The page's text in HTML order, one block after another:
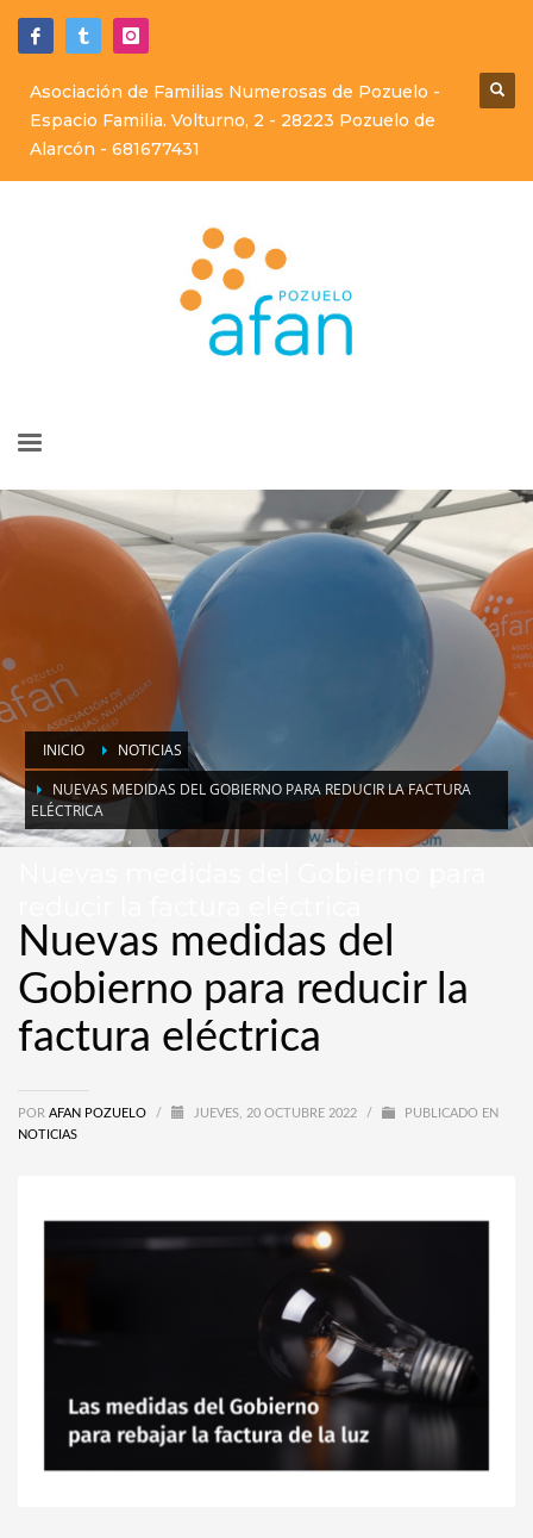
Asociación de Familias Numerosas de Pozuelo -
Espacio Familia. Volturno, 2 - 28223 Pozuelo de
Alarcón - 681677431
INICIO
NOTICIAS
NUEVAS MEDIDAS DEL GOBIERNO PARA REDUCIR LA FACTURA
ELÉCTRICA
Nuevas medidas del
Gobierno para reducir la
factura eléctrica
POR AFAN POZUELO / JUEVES, 20 OCTUBRE 2022 /
PUBLICADO EN
NOTICIAS